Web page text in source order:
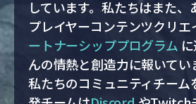
しています。私たちはまた、
プレイヤーコンテンツクリエ
ートナーシッププログラム
んの情熱と創造力に報いてい
私たちのコミュニティチーム